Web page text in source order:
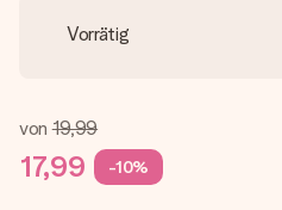
Vorrätig
von 19,99
17,99 -10%